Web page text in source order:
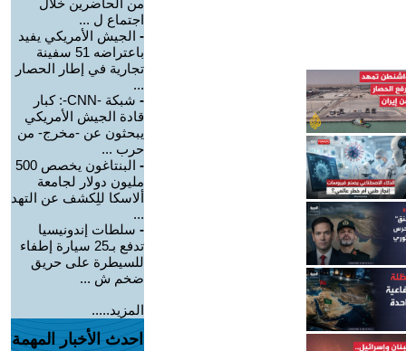
من الحاضرين خلال
اجتماع ل ...
- الجيش الأمريكي يفيد
باعتراضه 51 سفينة
تجارية في إطار الحصار
...
-
شبكة -CNN-: كبار
قادة الجيش الأمريكي
يبحثون عن -مخرج- من
حرب ...
-
البنتاغون يخصص 500
مليون دولار لجامعة
ألاسكا للِكشف عن التهد
...
- سلطات إندونيسيا
تدفع بـ25 سيارة إطفاء
للسيطرة على حريق
ضخم ش ...
المزيد.....
احدث الأخبار المهمة